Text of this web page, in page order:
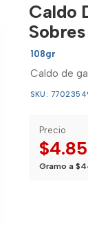
Caldo
Sobres
108gr
Caldo de
SKU:
Precio
Gramo a